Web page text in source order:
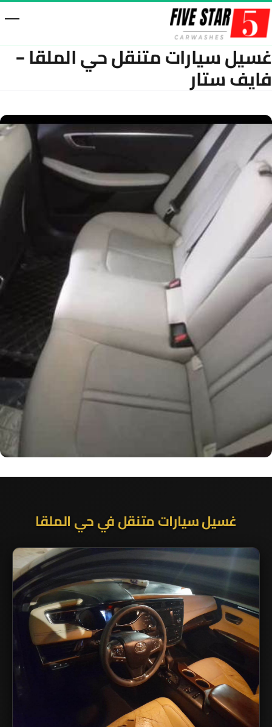
تخطّى إلى المحتوى
غسيل سيارات متنقل حي الملقا –
فايف ستار
غسيل سيارات متنقل في حي الملقا